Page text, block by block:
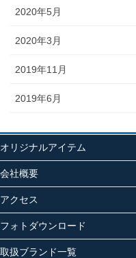
2020年5月
2020年3月
2019年11月
2019年6月
オリジナルアイテム
会社概要
アクセス
フォトダウンロード
取扱ブランド一覧